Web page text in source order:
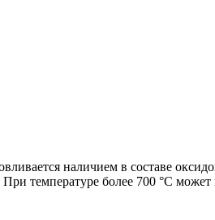
наличием в составе
температуре более 700 °C может